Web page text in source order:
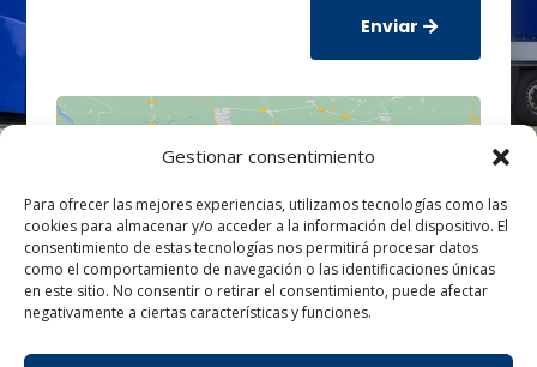
Gestionar consentimiento
Para ofrecer las mejores experiencias, utilizamos tecnologías como las
cookies para almacenar y/o acceder a la información del dispositivo. El
consentimiento de estas tecnologías nos permitirá procesar datos
como el comportamiento de navegación o las identificaciones únicas
en este sitio. No consentir o retirar el consentimiento, puede afectar
negativamente a ciertas características y funciones.
Enviar
Haz clic para aceptar cookies de
marketing y permitir este contenido